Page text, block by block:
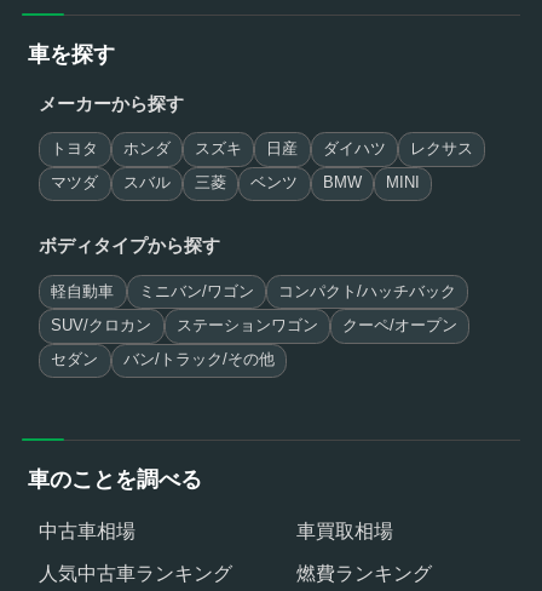
車を探す
メーカーから探す
トヨタ ホンダ スズキ 日産 ダイハツ レクサス
マツダ スバル 三菱 ベンツ BMW MINI
ボディタイプから探す
軽自動車 ミニバン/ワゴン コンパクト/ハッチバック
SUV/クロカン ステーションワゴン クーペ/オープン
セダン バン/トラック/その他
車のことを調べる
中古車相場
車買取相場
人気中古車ランキング
燃費ランキング